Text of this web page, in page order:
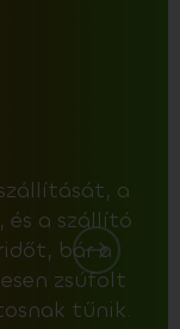
a
a szállító
bár a
zsúfolt
tűnik.